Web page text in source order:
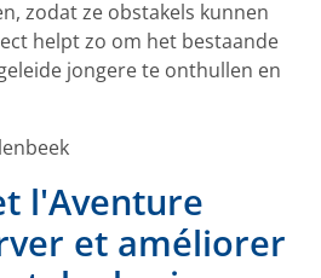
zodat ze obstakels kunnen
helpt zo om het bestaande
jongere te onthullen en
l'Aventure
et améliorer